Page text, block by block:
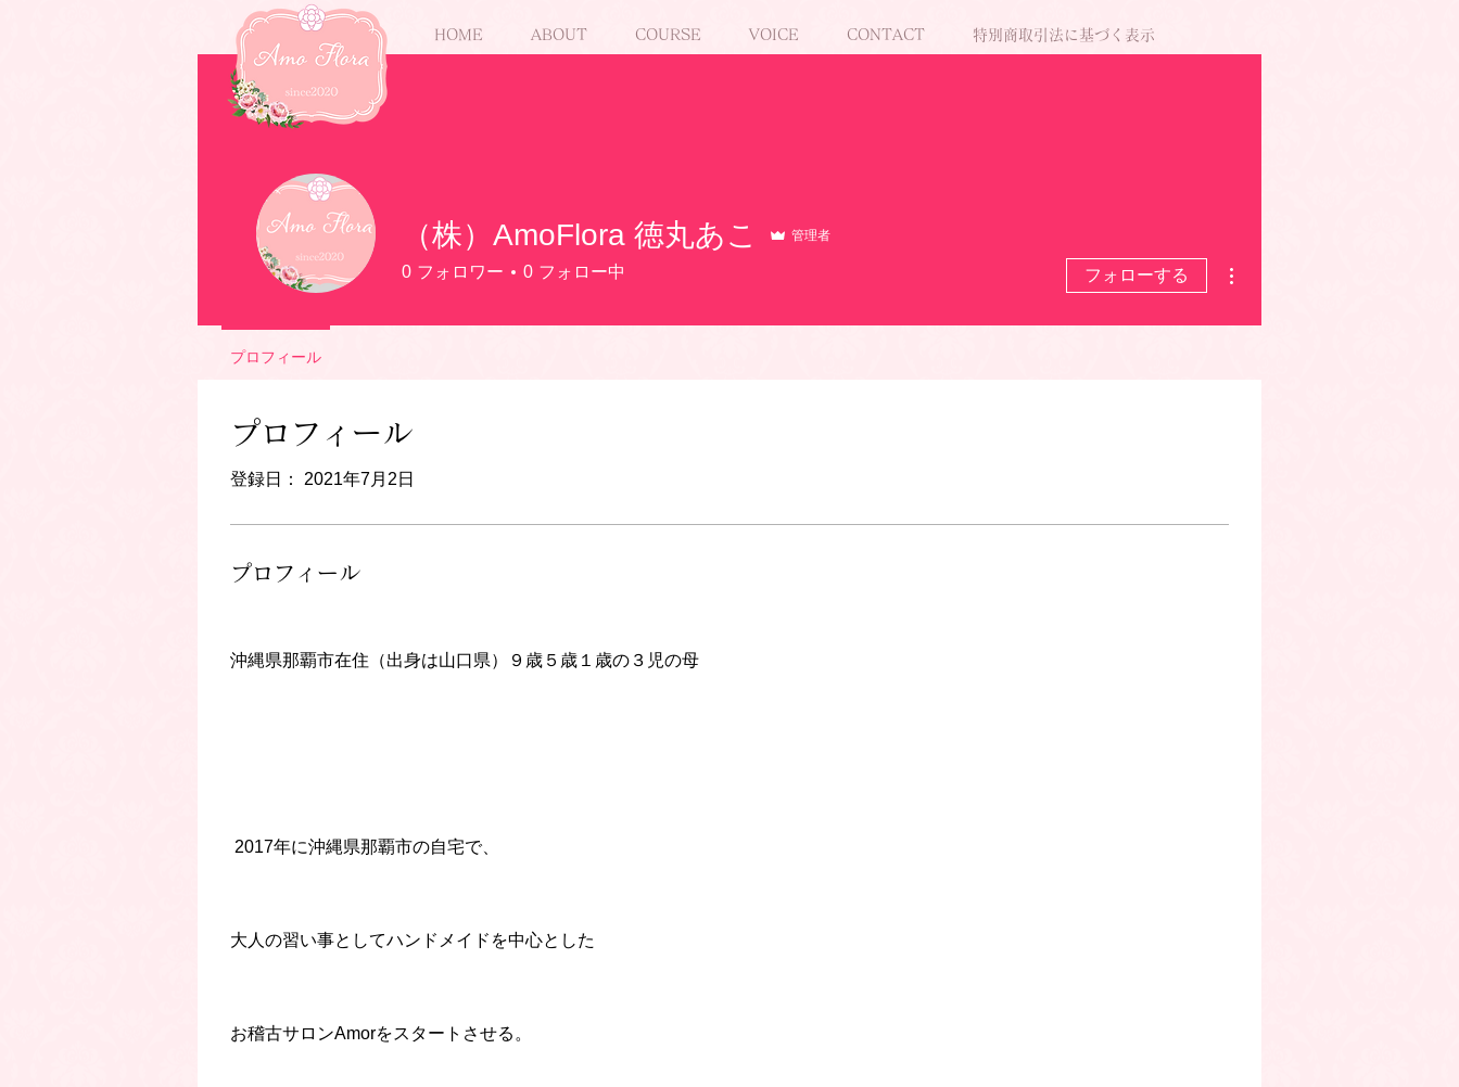
HOME ABOUT COURSE VOICE CONTACT 特別商取引法に基づく表示
プロフィール
登録日： 2021年7月2日
プロフィール
沖縄県那覇市在住（出身は山口県）９歳５歳１歳の３児の母
2017年に沖縄県那覇市の自宅で、
大人の習い事としてハンドメイドを中心とした
お稽古サロンAmorをスタートさせる。
（株）AmoFlora 徳丸あこ 管理者
0 フォロワー 0 フォロー中 フォローする
プロフィール